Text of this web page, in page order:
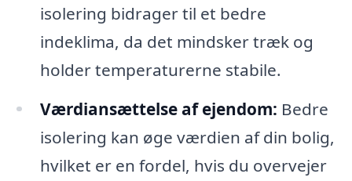
isolering bidrager til et bedre
indeklima, da det mindsker træk og
holder temperaturerne stabile.
Værdiansættelse af ejendom: Bedre
isolering kan øge værdien af din bolig,
hvilket er en fordel, hvis du overvejer